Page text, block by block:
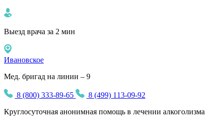
Выезд врача за 2 мин
Ивановское
Мед. бригад на линии – 9
8 (800) 333-89-65
8 (499) 113-09-92
Круглосуточная анонимная помощь в лечении алкоголизма